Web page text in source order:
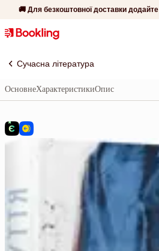
🚚 Для безкоштовної доставки
Сучасна література
ОсновнеХарактеристикиОпис